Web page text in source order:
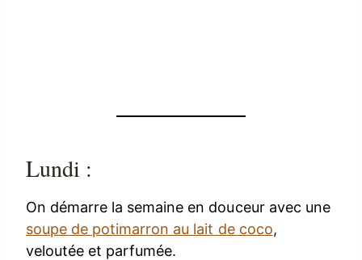
Lundi :
On démarre la semaine en douceur avec une
soupe de potimarron au lait de coco,
veloutée et parfumée.